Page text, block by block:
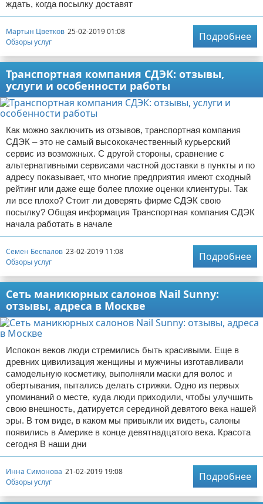
ждать, когда посылку доставят
Мартын Цветков 25-02-2019 01:08
Обзоры услуг
Подробнее
Транспортная компания СДЭК: отзывы,
услуги и особенности работы
Как можно заключить из отзывов, транспортная компания
СДЭК – это не самый высококачественный курьерский
сервис из возможных. С другой стороны, сравнение с
альтернативными сервисами частной доставки в пункты и по
адресу показывает, что многие предприятия имеют сходный
рейтинг или даже еще более плохие оценки клиентуры. Так
ли все плохо? Стоит ли доверять фирме СДЭК свою
посылку? Общая информация Транспортная компания СДЭК
начала работать в начале
Семен Беспалов 23-02-2019 11:08
Обзоры услуг
Подробнее
Сеть маникюрных салонов Nail Sunny:
отзывы, адреса в Москве
Испокон веков люди стремились быть красивыми. Еще в
древних цивилизация женщины и мужчины изготавливали
самодельную косметику, выполняли маски для волос и
обертывания, пытались делать стрижки. Одно из первых
упоминаний о месте, куда люди приходили, чтобы улучшить
свою внешность, датируется серединой девятого века нашей
эры. В том виде, в каком мы привыкли их видеть, салоны
появились в Америке в конце девятнадцатого века. Красота
сегодня В наши дни
Инна Симонова 21-02-2019 19:08
Обзоры услуг
Подробнее